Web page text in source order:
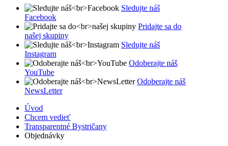
Sledujte náš
Facebook
Pridajte sa do
našej skupiny
Sledujte náš
Instagram
Odoberajte náš
YouTube
Odoberajte náš
NewsLetter
Úvod
Chcem vedieť
Transparentné Bystričany
Objednávky